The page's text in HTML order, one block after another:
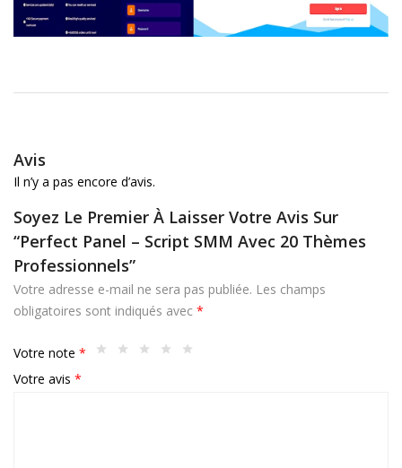
Avis
Il n’y a pas encore d’avis.
Soyez Le Premier À Laisser Votre Avis Sur
“Perfect Panel – Script SMM Avec 20 Thèmes
Professionnels”
Votre adresse e-mail ne sera pas publiée. Les champs
obligatoires sont indiqués avec *
Votre note *
Votre avis *